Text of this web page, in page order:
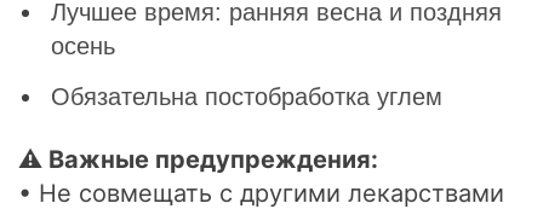
Лучшее время: ранняя весна и поздняя
осень
Обязательна постобработка углем
⚠ Важные предупреждения:
• Не совмещать с другими лекарствами